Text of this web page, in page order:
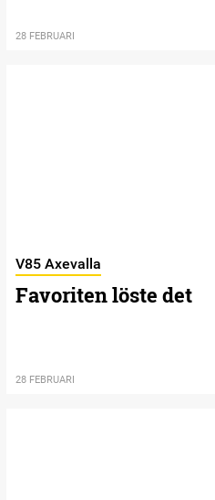
28 FEBRUARI
V85 Axevalla
Favoriten löste det
28 FEBRUARI